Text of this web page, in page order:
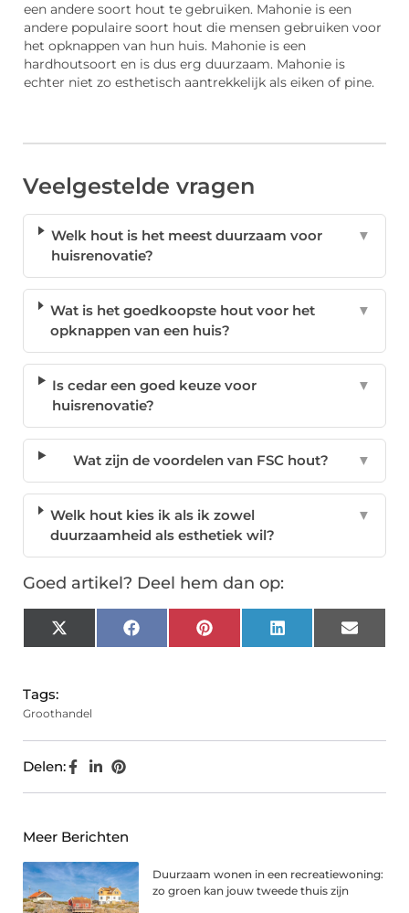
een andere soort hout te gebruiken. Mahonie is een
andere populaire soort hout die mensen gebruiken voor
het opknappen van hun huis. Mahonie is een
hardhoutsoort en is dus erg duurzaam. Mahonie is
echter niet zo esthetisch aantrekkelijk als eiken of pine.
Veelgestelde vragen
Welk hout is het meest duurzaam voor
huisrenovatie?
▼
Wat is het goedkoopste hout voor het
opknappen van een huis?
▼
Is cedar een goed keuze voor
huisrenovatie?
▼
Wat zijn de voordelen van FSC hout? ▼
Welk hout kies ik als ik zowel
duurzaamheid als esthetiek wil?
▼
Goed artikel? Deel hem dan op:
X
(Twitter)
FacebookPinterest LinkedIn Email
Tags:
Groothandel
Delen:
Meer Berichten
Duurzaam wonen in een recreatiewoning:
zo groen kan jouw tweede thuis zijn